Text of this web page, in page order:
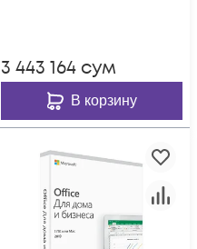
3 443 164 сум
В корзину